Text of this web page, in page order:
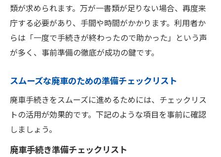
類が求められます。万が一書類が足りない場合、再度来
庁する必要があり、手間や時間がかかります。利用者か
らは「一度で手続きが終わったので助かった」という声
が多く、事前準備の徹底が成功の鍵です。
スムーズな廃車のための準備チェックリスト
廃車手続きをスムーズに進めるためには、チェックリス
トの活用が効果的です。下記のような項目を事前に確認
しましょう。
廃車手続き準備チェックリスト